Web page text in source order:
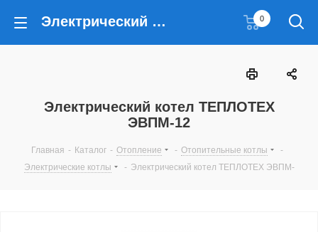
Электрический котел ТЕПЛОТЕХ ЭВПМ-12 0
Электрический котел ТЕПЛОТЕХ
ЭВПМ-12
Главная - Каталог - Отопление - Отопительные котлы
-
Электрические котлы
- Электрический котел ТЕПЛОТЕХ ЭВПМ-